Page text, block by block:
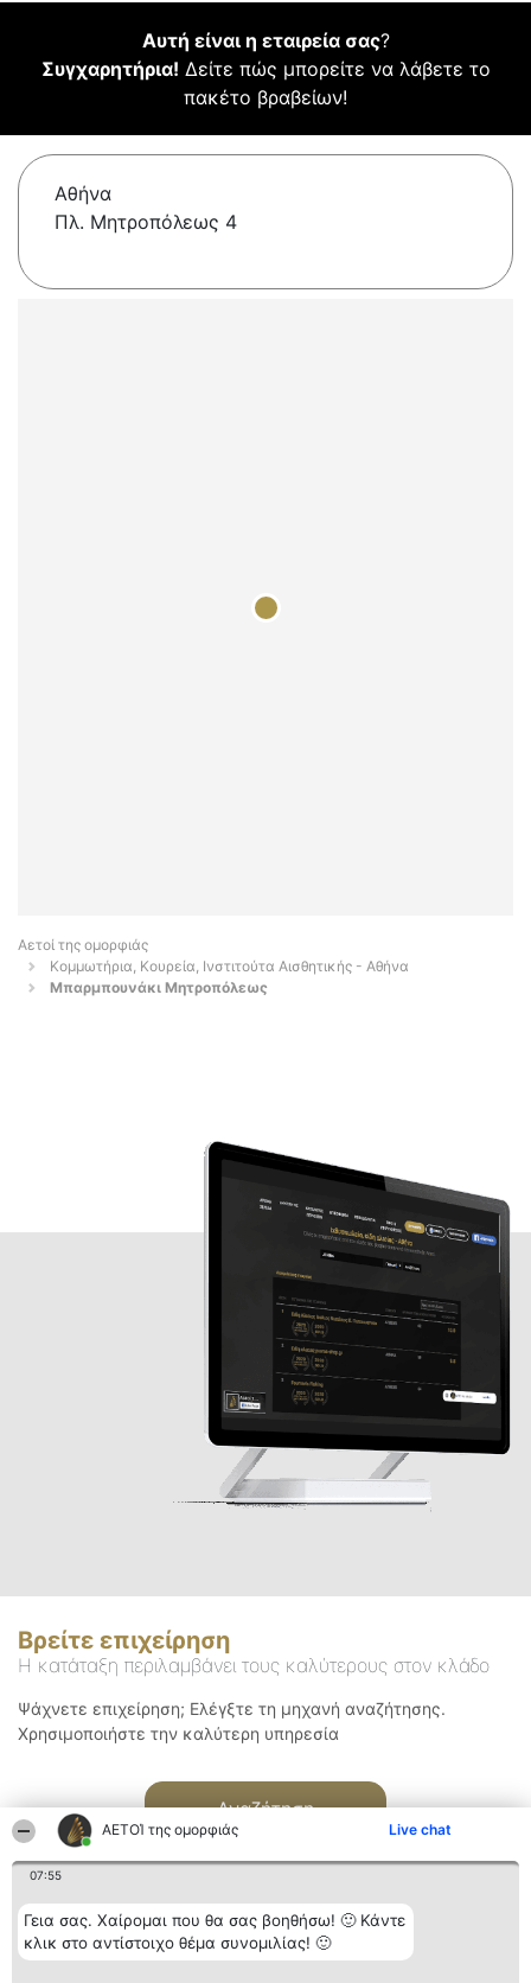
ΑΕΤΟΊ της ομορφιάς Live chat
07:55
Γεια σας. Χαίρομαι που θα σας βοηθήσω! 🙂 Κάντε
κλικ στο αντίστοιχο θέμα συνομιλίας! 🙂
Αυτή είναι η εταιρεία σας?
Συγχαρητήρια! Δείτε πώς μπορείτε να λάβετε το
πακέτο βραβείων!
Αθήνα
Πλ. Μητροπόλεως 4
Αετοί της ομορφιάς
Κομμωτήρια, Κουρεία, Ινστιτούτα Αισθητικής - Αθήνα
Μπαρμπουνάκι Μητροπόλεως
Βρείτε επιχείρηση
Η κατάταξη περιλαμβάνει τους καλύτερους στον κλάδο
Ψάχνετε επιχείρηση; Ελέγξτε τη μηχανή αναζήτησης.
Χρησιμοποιήστε την καλύτερη υπηρεσία
Αναζήτηση